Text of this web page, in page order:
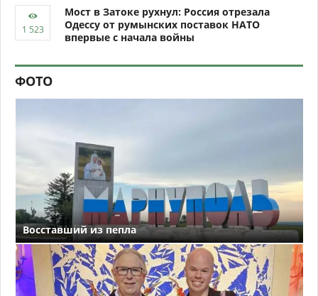
Мост в Затоке рухнул: Россия отрезала
Одессу от румынских поставок НАТО
впервые с начала войны
ФОТО
Восставший из пепла